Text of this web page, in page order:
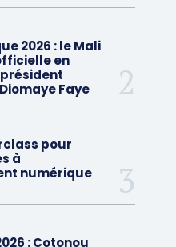
2026 : le Mali
en
Faye
pour
à
numérique
: Cotonou